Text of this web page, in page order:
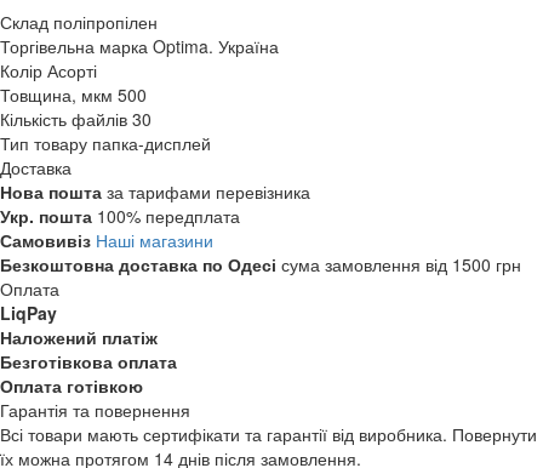
Склад поліпропілен
Торгівельна марка Optima. Україна
Колір Асорті
Товщина, мкм 500
Кількість файлів 30
Тип товару папка-дисплей
Доставка
Нова пошта за тарифами перевізника
Укр. пошта 100% передплата
Самовивіз Наші магазини
Безкоштовна доставка по Одесі сума замовлення від 1500 грн
Оплата
LiqPay
Наложений платіж
Безготівкова оплата
Оплата готівкою
Гарантія та повернення
Всі товари мають сертифікати та гарантії від виробника. Повернути
їх можна протягом 14 днів після замовлення.